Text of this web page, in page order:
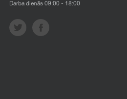
Darba dienās 09:00 - 18:00